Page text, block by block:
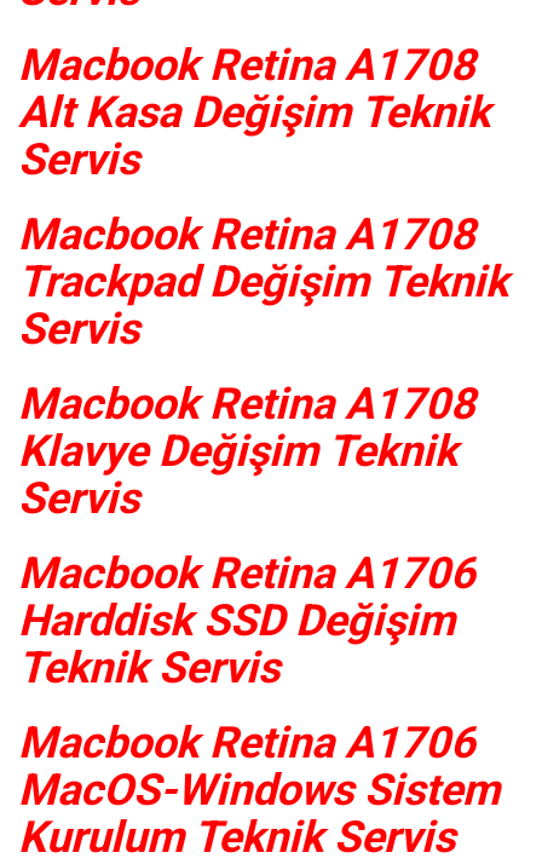
Macbook Retina A1708
Alt Kasa Değişim Teknik
Servis
Macbook Retina A1708
Trackpad Değişim Teknik
Servis
Macbook Retina A1708
Klavye Değişim Teknik
Servis
Macbook Retina A1706
Harddisk SSD Değişim
Teknik Servis
Macbook Retina A1706
MacOS-Windows Sistem
Kurulum Teknik Servis